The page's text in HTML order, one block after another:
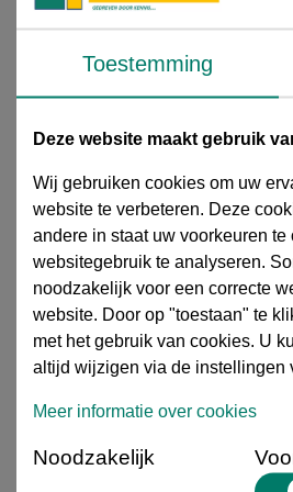
YSLY - JZ stuurstroomleiding
12 Uitvoeringen
Artikelnummer
: 50200058
Garantie
: 12 maanden
HS code
: 0007000713
Kleur
: Grijs
Prijs eenheid per
Productsoort
: Type YSLY
Uw prijs excl. btw per meter
€ 2,37 € 1,66
Toestemming
Deze website maakt gebruik
Wij gebruiken cookies om uw
website te verbeteren. Deze
andere in staat uw voorkeuren te
websitegebruik te analyseren.
noodzakelijk voor een correcte
website. Door op "toestaan" te
met het gebruik van cookies. U
altijd wijzigen via de instellingen
Meer informatie over cookies
Noodzakelijk